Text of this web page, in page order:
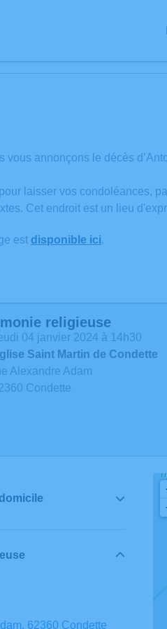
vous annonçons le décès
laisser vos condoléances,
Cet endroit est un lieu
est disponible ici.
religieuse
04 janvier 2024 à 14h30
Saint Martin de Condette
Alexandre Adam
Condette
62360 Condette